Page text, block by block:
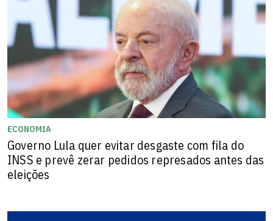
ECONOMIA
Governo Lula quer evitar desgaste com fila do
INSS e prevê zerar pedidos represados antes das
eleições